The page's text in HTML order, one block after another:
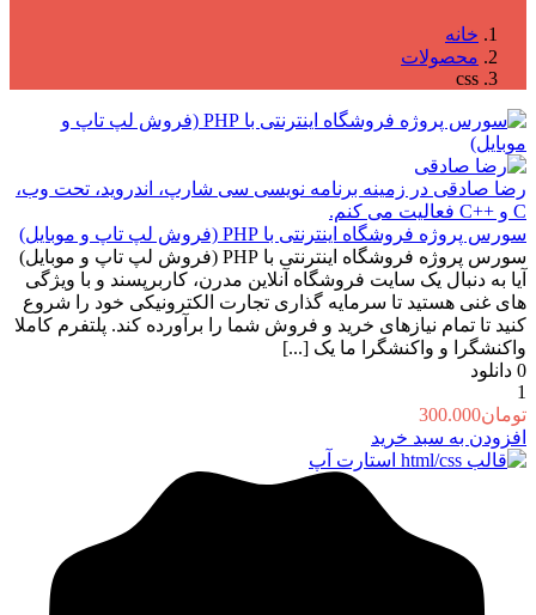
خانه
محصولات
css
رضا صادقی در زمینه برنامه نویسی سی شارپ، اندروید، تحت وب،
C و ++C فعالیت می کنم.
سورس پروژه فروشگاه اینترنتی با PHP (فروش لپ تاپ و موبایل)
سورس پروژه فروشگاه اینترنتی با PHP (فروش لپ تاپ و موبایل)
آیا به دنبال یک سایت فروشگاه آنلاین مدرن، کاربرپسند و با ویژگی
های غنی هستید تا سرمایه گذاری تجارت الکترونیکی خود را شروع
کنید تا تمام نیازهای خرید و فروش شما را برآورده کند. پلتفرم کاملا
واکنشگرا و واکنشگرا ما یک [...]
0 دانلود
1
تومان300.000
افزودن به سبد خرید